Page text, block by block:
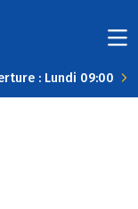
: Lundi 09:00